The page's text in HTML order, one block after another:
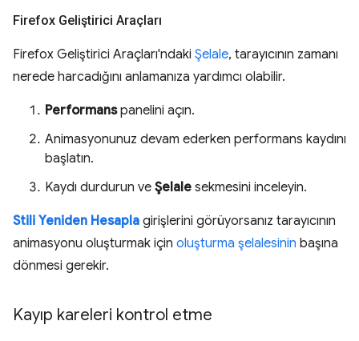
Firefox Geliştirici Araçları
Firefox Geliştirici Araçları'ndaki Şelale, tarayıcının zamanı
nerede harcadığını anlamanıza yardımcı olabilir.
Performanspanelini açın.
Animasyonunuz devam ederken performans kaydını
başlatın.
Kaydı durdurun ve Şelale sekmesini inceleyin.
Stili Yeniden Hesapla girişlerini görüyorsanız tarayıcının
animasyonu oluşturmak için oluşturma şelalesinin başına
dönmesi gerekir.
Kayıp kareleri kontrol etme